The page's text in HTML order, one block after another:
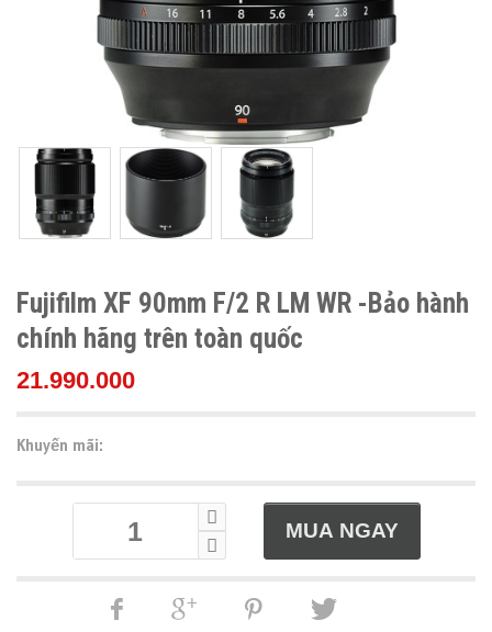
Fujifilm XF 90mm F/2 R LM WR -Bảo hành
chính hãng trên toàn quốc
21.990.000
Khuyến mãi: